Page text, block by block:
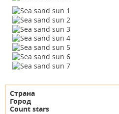
Страна
Город
Count stars